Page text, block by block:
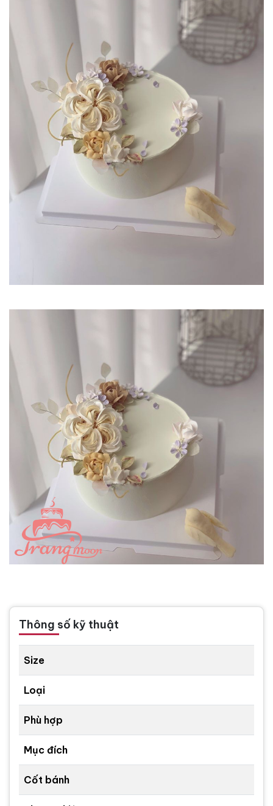
Thông số kỹ thuật
Size
Loại
Phù hợp
Mục đích
Cốt bánh